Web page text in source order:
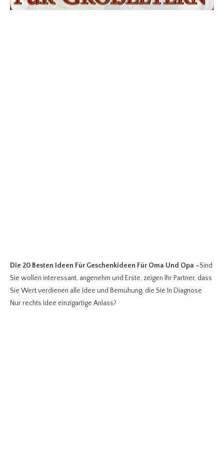
Die 20 Besten Ideen Für Geschenkideen Für Oma Und Opa –Sind
Sie wollen interessant, angenehm und Erste, zeigen Ihr Partner, dass
Sie Wert verdienen alle Idee und Bemühung, die Sie In Diagnose
Nur rechts Idee einzigartige Anlass?